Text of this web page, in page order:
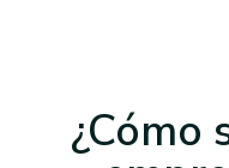
¿Cómo